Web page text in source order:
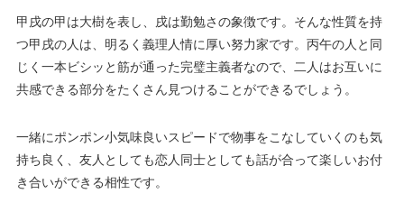
甲戌の甲は大樹を表し、戌は勤勉さの象徴です。そんな性質を持
つ甲戌の人は、明るく義理人情に厚い努力家です。丙午の人と同
じく一本ビシッと筋が通った完璧主義者なので、二人はお互いに
共感できる部分をたくさん見つけることができるでしょう。
一緒にポンポン小気味良いスピードで物事をこなしていくのも気
持ち良く、友人としても恋人同士としても話が合って楽しいお付
き合いができる相性です。